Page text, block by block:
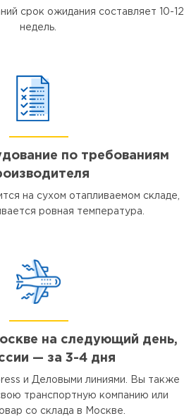
срок ожидания составляет 10-12
недель.
по требованиям
на сухом отапливаемом складе,
ровная температура.
на следующий день,
— за 3-4 дня
и Деловыми линиями. Вы также
транспортную компанию или
со склада в Москве.